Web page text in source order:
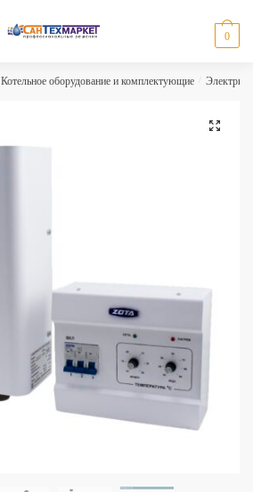
0
Котельное оборудование и комплектующие
🔍